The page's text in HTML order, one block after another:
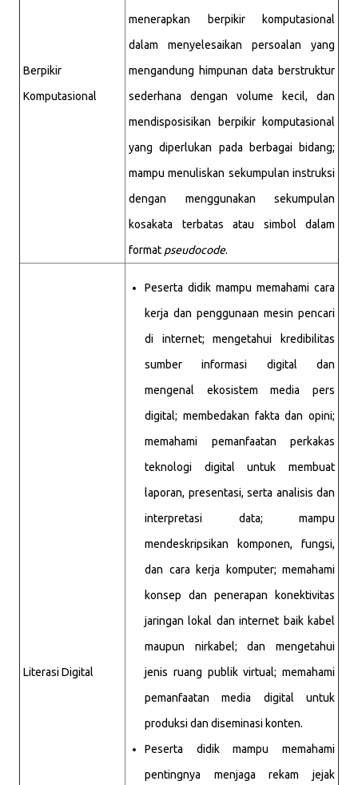
Berpikir
Komputasional
menerapkan berpikir komputasional
dalam menyelesaikan persoalan yang
mengandung himpunan data berstruktur
sederhana dengan volume kecil, dan
mendisposisikan berpikir komputasional
yang diperlukan pada berbagai bidang;
mampu menuliskan sekumpulan instruksi
dengan menggunakan sekumpulan
kosakata terbatas atau simbol dalam
format pseudocode.
Literasi Digital
Peserta didik mampu memahami cara
kerja dan penggunaan mesin pencari
di internet; mengetahui kredibilitas
sumber informasi digital dan
mengenal ekosistem media pers
digital; membedakan fakta dan opini;
memahami pemanfaatan perkakas
teknologi digital untuk membuat
laporan, presentasi, serta analisis dan
interpretasi data; mampu
mendeskripsikan komponen, fungsi,
dan cara kerja komputer; memahami
konsep dan penerapan konektivitas
jaringan lokal dan internet baik kabel
maupun nirkabel; dan mengetahui
jenis ruang publik virtual; memahami
pemanfaatan media digital untuk
produksi dan diseminasi konten.
Peserta didik mampu memahami
pentingnya menjaga rekam jejak